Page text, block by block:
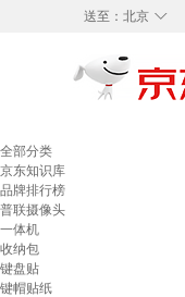
◇
送至： 北京
全部分类
京东知识库
品牌排行榜
普联摄像头
一体机
收纳包
键盘贴
键帽贴纸